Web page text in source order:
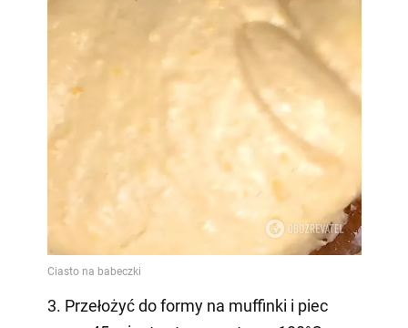
3. Przełożyć do formy na muffinki i piec